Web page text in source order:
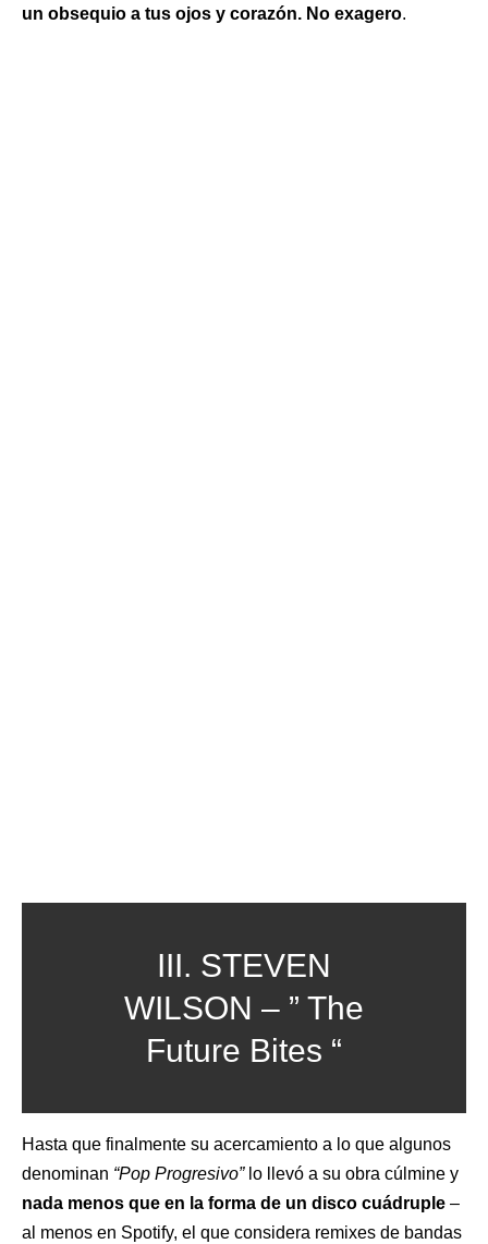
un obsequio a tus ojos y corazón. No exagero.
III. STEVEN
WILSON – ” The
Future Bites “
Hasta que finalmente su acercamiento a lo que algunos
denominan “Pop Progresivo”lo llevó a su obra cúlmine y
nada menos que en la forma de un disco cuádruple –
al menos en Spotify, el que considera remixes de bandas